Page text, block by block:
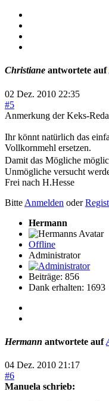
Christiane antwortete auf
02 Dez. 2010 22:35
#5
Anmerkung der Keks-
Ihr könnt natürlich das
Vollkornmehl ersetzen.
Damit das Mögliche
Unmögliche versucht
Frei nach H.Hesse
Bitte Anmelden oder
Hermann
Offline
Administrator
Beiträge: 856
Dank erhalten: 1693
Hermann antwortete auf
04 Dez. 2010 21:17
#6
Manuela schrieb: